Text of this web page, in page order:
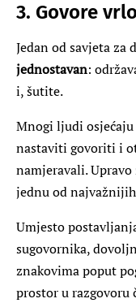
3. Govore
Jedan od savjeta
jednostavan:
i, šutite.
Mnogi ljudi
nastaviti govoriti i
namjeravali.
jednu od najvažnijih
Umjesto
sugovornika,
znakovima poput
prostor u razgovoru